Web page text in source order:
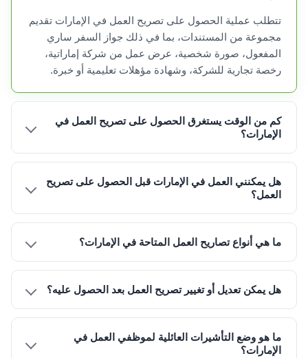
تتطلب عملية الحصول على تصريح العمل في الإمارات تقديم
مجموعة من المستندات، بما في ذلك جواز السفر ساري
المفعول، صورة شخصية، عرض عمل من شركة إماراتية،
رخصة تجارية للشركة، وشهادة مؤهلات تعليمية أو خبرة.
كم من الوقت يستغرق الحصول على تصريح العمل في
الإمارات؟
هل يمكنني العمل في الإمارات قبل الحصول على تصريح
العمل؟
ما هي أنواع تصاريح العمل المتاحة في الإمارات؟
هل يمكن تعديل أو تغيير تصريح العمل بعد الحصول عليه؟
ما هو وضع التأشيرات العائلية لموظفي العمل في
الإمارات؟